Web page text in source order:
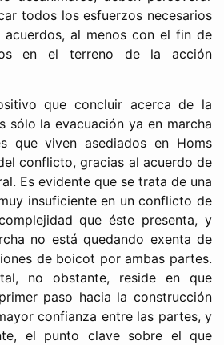
todos los esfuerzos necesarios
acuerdos, al menos con el fin de
en el terreno de la acción
que concluir acerca de la
sólo la evacuación ya en marcha
que viven asediados en Homs
conflicto, gracias al acuerdo de
Es evidente que se trata de una
insuficiente en un conflicto de
que éste presenta, y
no está quedando exenta de
de boicot por ambas partes.
no obstante, reside en que
paso hacia la construcción
confianza entre las partes, y
el punto clave sobre el que